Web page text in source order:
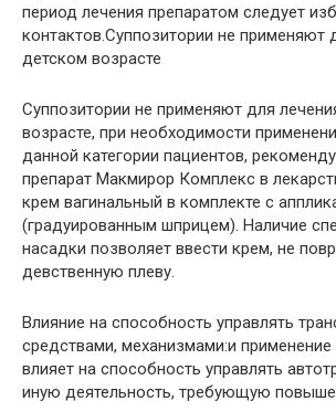
период лечения препаратом следует
контактов.Суппозитории не применяют
детском возрасте
Суппозитории не применяют для
возрасте, при необходимости
данной категории пациентов,
препарат Макмирор Комплекс в
крем вагинальный в комплекте с
(градуированным шприцем). Наличие
насадки позволяет ввести крем, не
девственную плеву.
Влияние на способность управлять
средствами, механизмами:и применение
влияет на способность управлять
иную деятельность, требующую